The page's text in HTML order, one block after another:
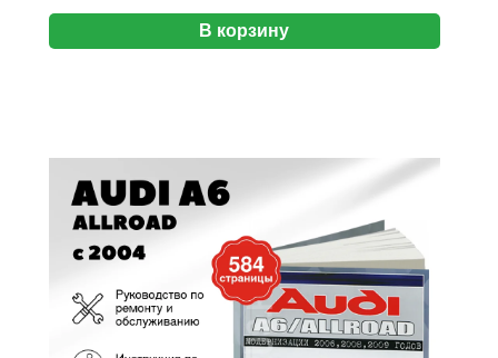
В корзину